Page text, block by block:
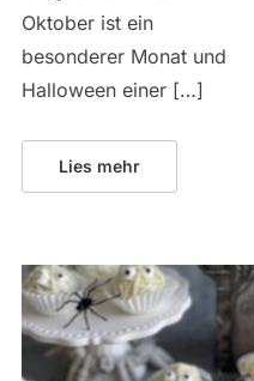
Oktober ist ein
besonderer Monat und
Halloween einer […]
Lies mehr